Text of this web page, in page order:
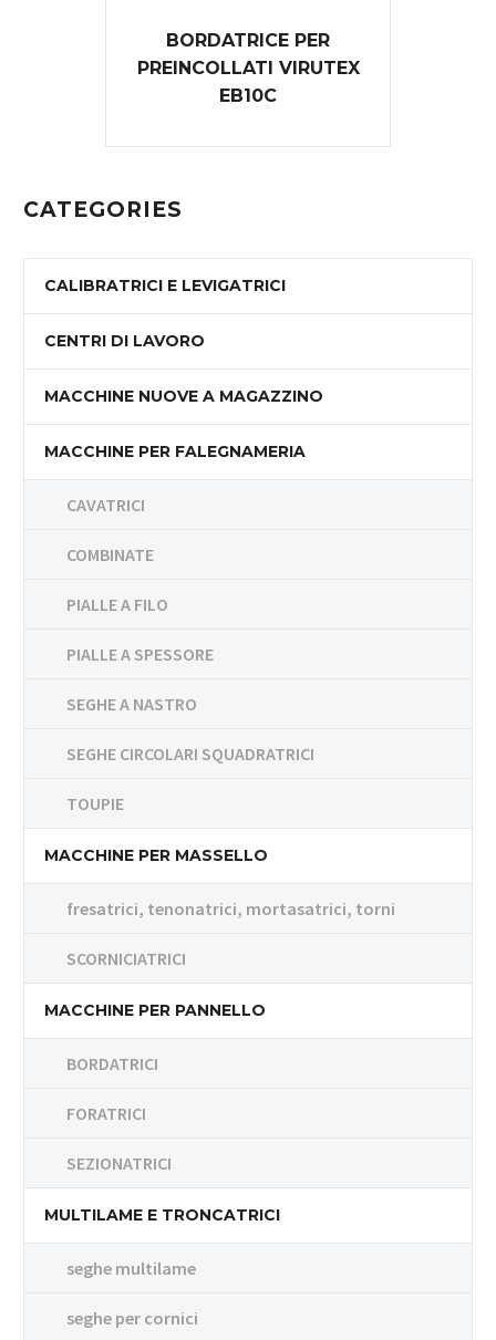
BORDATRICE PER
PREINCOLLATI VIRUTEX
EB10C
CATEGORIES
CALIBRATRICI E LEVIGATRICI
CENTRI DI LAVORO
MACCHINE NUOVE A MAGAZZINO
MACCHINE PER FALEGNAMERIA
CAVATRICI
COMBINATE
PIALLE A FILO
PIALLE A SPESSORE
SEGHE A NASTRO
SEGHE CIRCOLARI SQUADRATRICI
TOUPIE
MACCHINE PER MASSELLO
fresatrici, tenonatrici, mortasatrici, torni
SCORNICIATRICI
MACCHINE PER PANNELLO
BORDATRICI
FORATRICI
SEZIONATRICI
MULTILAME E TRONCATRICI
seghe multilame
seghe per cornici